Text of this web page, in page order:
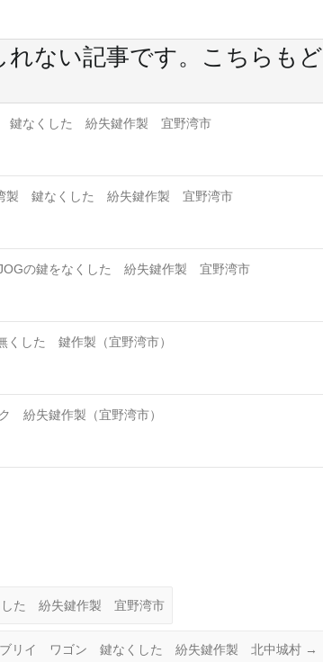
れない記事です。こちらもど
なくした 紛失鍵作製 宜野湾市
製 鍵なくした 紛失鍵作製 宜野湾市
の鍵をなくした 紛失鍵作製 宜野湾市
した 鍵作製（宜野湾市）
失鍵作製（宜野湾市）
た 紛失鍵作製 宜野湾市
リイ ワゴン 鍵なくした 紛失鍵作製 北中城村 →